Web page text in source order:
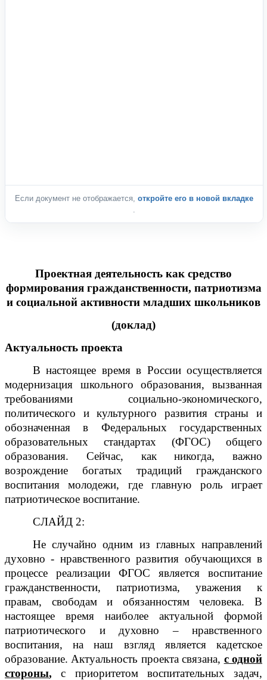
Если документ не отображается, откройте его в новой вкладке
Проектная деятельность как средство
формирования гражданственности, патриотизма
и социальной активности младших школьников
(доклад)
Актуальность проекта
В настоящее время в России осуществляется
модернизация школьного образования, вызванная
требованиями социально-экономического,
политического и культурного развития страны и
обозначенная в Федеральных государственных
образовательных стандартах (ФГОС) общего
образования. Сейчас, как никогда, важно
возрождение богатых традиций гражданского
воспитания молодежи, где главную роль играет
патриотическое воспитание.
СЛАЙД 2:
Не случайно одним из главных направлений
духовно - нравственного развития обучающихся в
процессе реализации ФГОС является воспитание
гражданственности, патриотизма, уважения к
правам, свободам и обязанностям человека. В
настоящее время наиболее актуальной формой
патриотического и духовно – нравственного
воспитания, на наш взгляд является кадетское
образование. Актуальность проекта связана, с одной
стороны, с приоритетом воспитательных задач,